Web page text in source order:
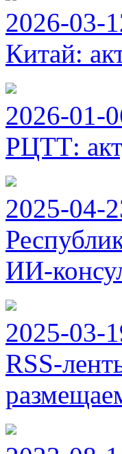
2026-03-
Китай:
2026-01-
РЦТТ:
2025-04-
ИИ-
2025-03-
RSS-